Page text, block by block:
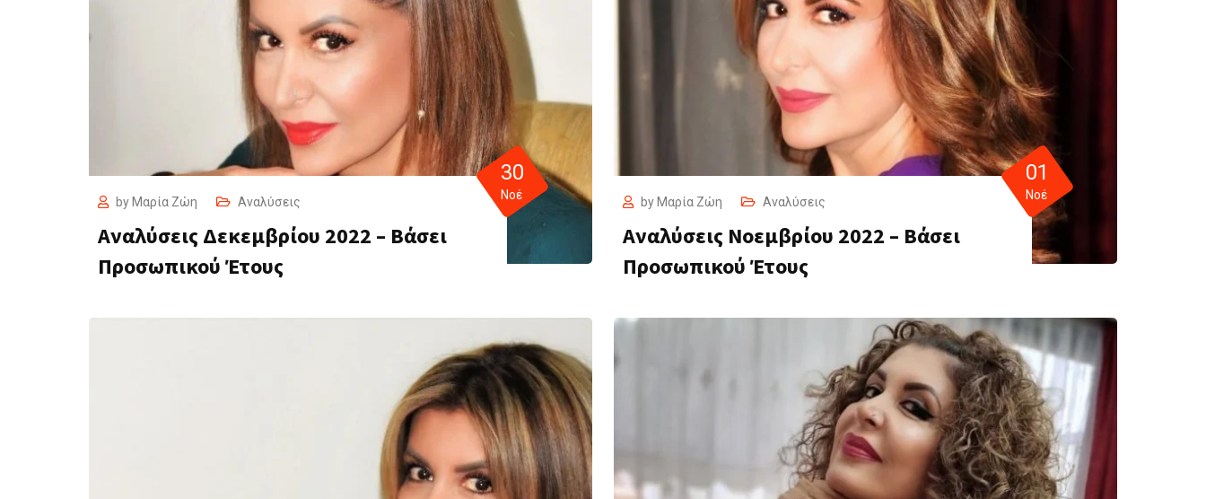
by Μαρία Ζώη Αναλύσεις
Αναλύσεις Δεκεμβρίου 2022 – Βάσει
Προσωπικού Έτους
30
Νοέ by Μαρία Ζώη Αναλύσεις
Αναλύσεις Νοεμβρίου 2022 – Βάσει
Προσωπικού Έτους
01
Νοέ